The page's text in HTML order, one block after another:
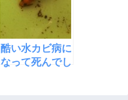
酷い水カビ病に
なって死んでし